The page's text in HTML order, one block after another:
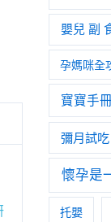
嬰兒 副
孕媽咪全
寶寶手冊
彌月試吃
懷孕是
托嬰